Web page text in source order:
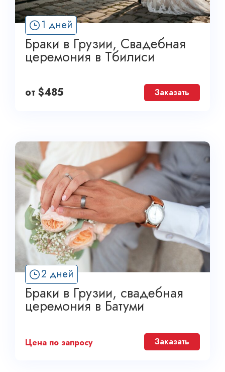
1 дней
Браки в Грузии, Свадебная
церемония в Тбилиси
от $485 Заказать
2 дней
Браки в Грузии, свадебная
церемония в Батуми
Цена по запросу Заказать